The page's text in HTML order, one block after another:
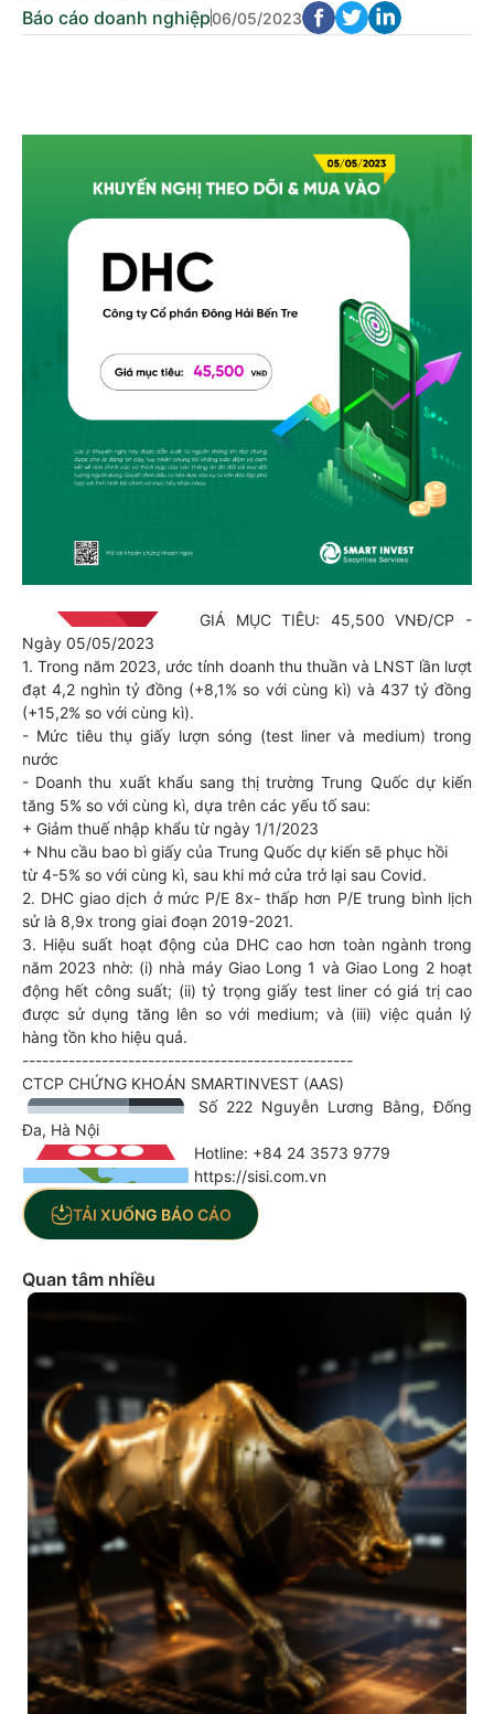
Báo cáo doanh nghiệp06/05/2023
GIÁ MỤC TIÊU: 45,500 VNĐ/CP -
Ngày 05/05/2023
1. Trong năm 2023, ước tính doanh thu thuần và LNST lần lượt
đạt 4,2 nghìn tỷ đồng (+8,1% so với cùng kì) và 437 tỷ đồng
(+15,2% so với cùng kì).
- Mức tiêu thụ giấy lượn sóng (test liner và medium) trong
nước
- Doanh thu xuất khẩu sang thị trường Trung Quốc dự kiến
tăng 5% so với cùng kì, dựa trên các yếu tố sau:
+ Giảm thuế nhập khẩu từ ngày 1/1/2023
+ Nhu cầu bao bì giấy của Trung Quốc dự kiến sẽ phục hồi
từ 4-5% so với cùng kì, sau khi mở cửa trở lại sau Covid.
2. DHC giao dịch ở mức P/E 8x- thấp hơn P/E trung bình lịch
sử là 8,9x trong giai đoạn 2019-2021.
3. Hiệu suất hoạt động của DHC cao hơn toàn ngành trong
năm 2023 nhờ: (i) nhà máy Giao Long 1 và Giao Long 2 hoạt
động hết công suất; (ii) tỷ trọng giấy test liner có giá trị cao
được sử dụng tăng lên so với medium; và (iii) việc quản lý
hàng tồn kho hiệu quả.
--------------------------------------------------
CTCP CHỨNG KHOÁN SMARTINVEST (AAS)
Số 222 Nguyễn Lương Bằng, Đống
Đa, Hà Nội
Hotline: +84 24 3573 9779
https://sisi.com.vn
TẢI XUỐNG BÁO CÁO
Quan tâm nhiều